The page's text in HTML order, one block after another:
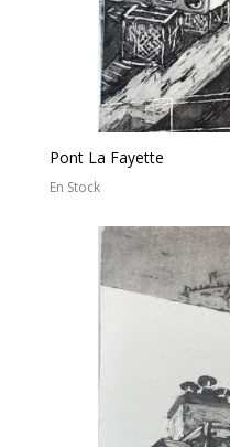
Pont La Fayette
En Stock